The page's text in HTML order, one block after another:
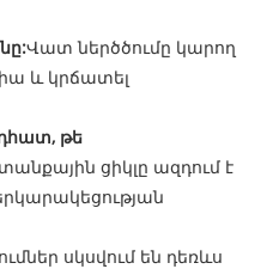
Վատ ներծծումը կարող
և կրճատել
թե
ցիկլը ազդում է
սկսվում են դեռևս